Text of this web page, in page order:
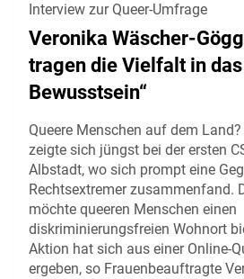
Interview zur Queer-Umfrage
Veronika Wäscher-
tragen die Vielfalt in
Bewusstsein“
Queere Menschen auf dem
zeigte sich jüngst bei der ersten
Albstadt, wo sich prompt eine
Rechtsextremer zusammenfand.
möchte queeren Menschen einen
diskriminierungsfreien Wohnort
Aktion hat sich aus einer Online-
ergeben, so Frauenbeauftragte